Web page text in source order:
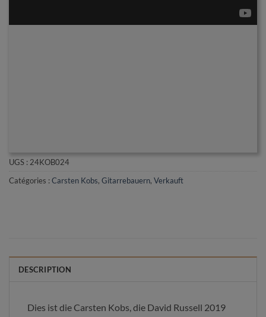
UGS : 24KOB024
Catégories :Carsten Kobs, Gitarrebauern, Verkauft
DESCRIPTION
Dies ist die Carsten Kobs, die David Russell 2019